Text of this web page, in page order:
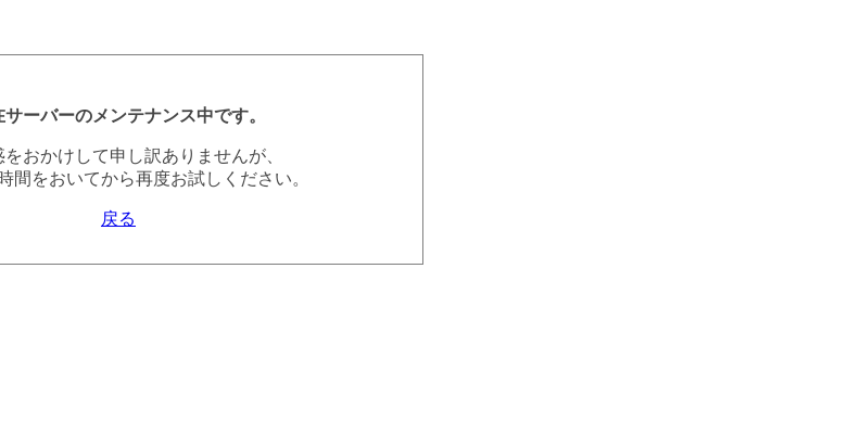
サーバーのメンテナンス中です。
をおかけして申し訳ありませんが、
間をおいてから再度お試しください。
戻る